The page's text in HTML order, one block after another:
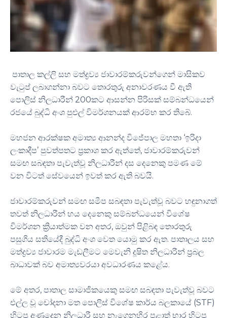
පාතාල කල්ලි සහ මත්ද්‍රව්‍ය ජාවාරම්කරුවන්ගෙන් මාසිකව
වැටුප් ලබාගන්නා බවට තොරතුරු අනාවරණය වී ඇති
පොලිස් නිලධාරීන් 200කට ආසන්න පිරිසක් සම්බන්ධයෙන්
රජයේ බුද්ධි අංශ පුළුල් විමර්ශනයක් ආරම්භ කර තිබේ.
මහජන ආරක්ෂක අමාත්‍ය ආනන්ද විජේපාල මහතා ‘ඉරිදා
ලංකාදීප’ පුවත්පතට ප්‍රකාශ කර ඇත්තේ, ජාවාරම්කරුවන්
සමඟ සබඳතා පැවැත්වූ නිලධාරීන් දස දෙනෙකු පමණ මේ
වන විටත් සේවයෙන් ඉවත් කර ඇති බවයි.
ජාවාරම්කරුවන් සමඟ සමීප සබඳතා පැවැත්වූ බවට හඳුනාගත්
තවත් නිලධාරීන් හය දෙනෙකු සම්බන්ධයෙන් විශේෂ
විමර්ශන ක්‍රියාත්මක වන අතර, ඔවුන් පිළිබඳ තොරතුරු
පසුගිය සතියේදී බුද්ධි අංශ වෙත යොමු කර ඇත. පාතාලය සහ
මත්ද්‍රව්‍ය ජාවාරම මැඩලීමට මෙවැනි දූෂිත නිලධාරීන් ප්‍රබල
බාධාවක් බව අමාත්‍යවරයා අවධාරණය කළේය.
මේ අතර, පාතාල සාමාජිකයෙකු සමඟ සබඳතා පැවැත්වූ බවට
එල්ල වූ චෝදනා මත පොලිස් විශේෂ කාර්ය බලකායේ (STF)
හිටපු අණදෙන නිලධාරී සහ නැගෙනහිර පළාත් භාර හිටපු